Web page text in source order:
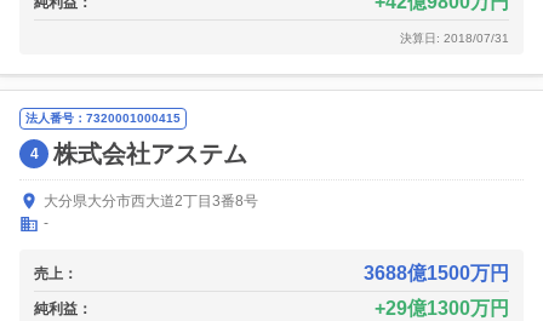
決算日: 2018/07/31
法人番号：7320001000415
4 株式会社アステム
大分県大分市西大道2丁目3番8号
-
売上： 3688億1500万円
純利益： 29億1300万円